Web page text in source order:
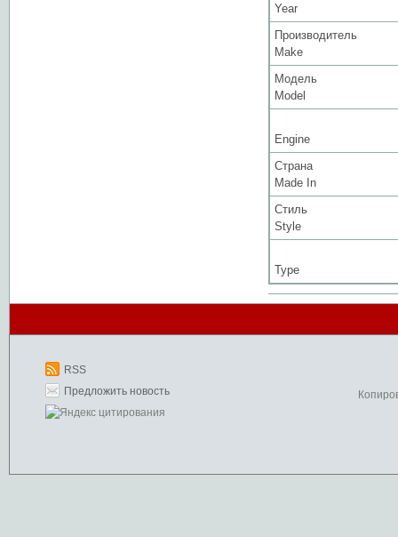
Year
Производитель
Make
Модель
Model
Engine
Страна
Made In
Стиль
Style
Type
RSS
Предложить новость